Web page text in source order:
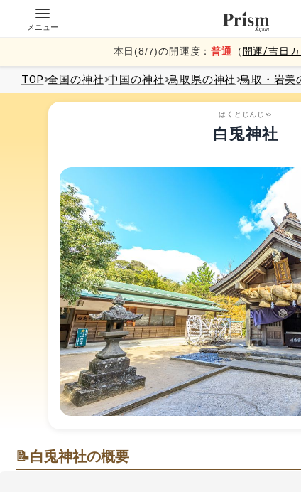
メニュー
本日(8/7)の開運度：普通 （ 開運/吉日
TOP 全国の神社 中国の神社 鳥取県の神社 鳥取・岩美
はくとじんじゃ
白兎神社
📝白兎神社の概要